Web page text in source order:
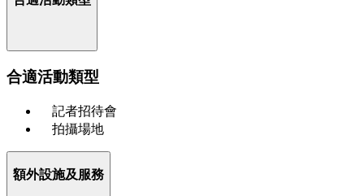
合適活動類型
記者招待會
拍攝場地
額外設施及服務